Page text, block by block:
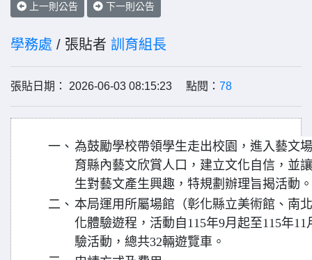
上一則公告 下一則公告
學務處 / 張貼者 訓育組長
張貼日期： 2026-06-03 08:15:23 點閱： 78
一、 為鼓勵學校帶領學生走出校園，進入藝文
育縣內藝文欣賞人口，建立文化自信，並
生對藝文產生興趣，特規劃辦理旨揭活動。
二、 本局運用所屬場館（彰化縣立美術館、南
化體驗遊程，活動自115年9月起至115年
驗活動，總共32輛遊覽車。